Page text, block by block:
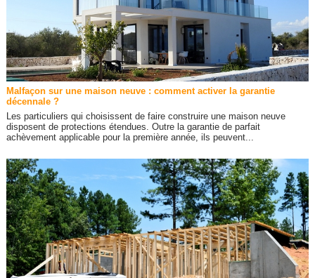
Malfaçon sur une maison neuve : comment activer la garantie
décennale ?
Les particuliers qui choisissent de faire construire une maison neuve
disposent de protections étendues. Outre la garantie de parfait
achèvement applicable pour la première année, ils peuvent...